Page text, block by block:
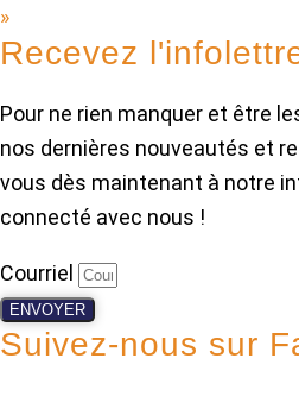
»
Recevez
Pour ne rien manquer et être
nos dernières nouveautés et
vous dès maintenant à notre
connecté avec nous !
Courriel
ENVOYER
Suivez-nous sur